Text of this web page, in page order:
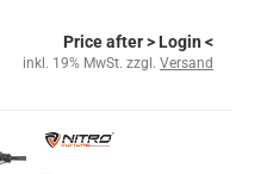
Price after> Login <
inkl. 19% MwSt. zzgl. Versand